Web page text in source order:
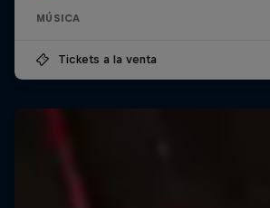
MÚSICA
Tickets a la venta